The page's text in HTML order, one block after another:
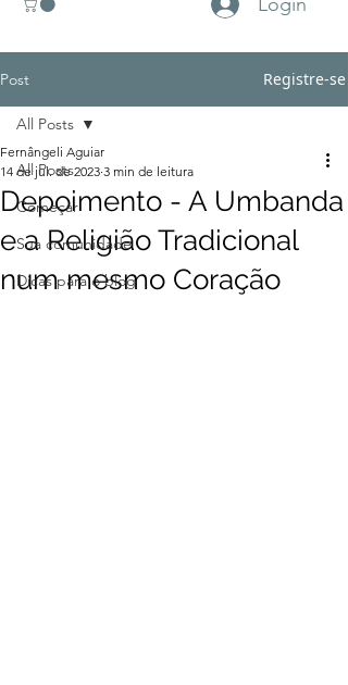
Post Registre-se
All Posts
Começar
Sua comunidade
Dicas para o blog
All Posts
Depoimento - A Umbanda
e a Religião Tradicional
num mesmo Coração
Fernângeli Aguiar
14 de jul. de 2023 3 min de leitura